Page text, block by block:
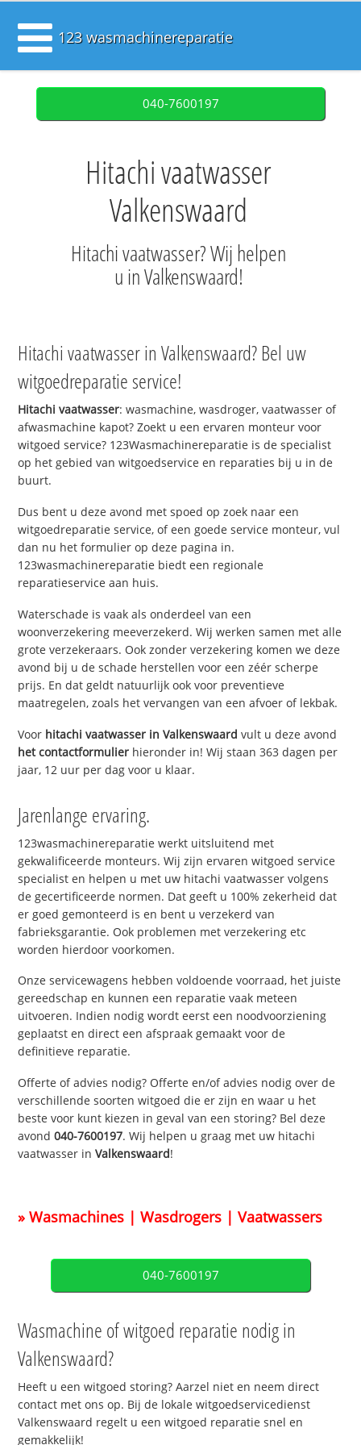
123 wasmachinereparatie
040-7600197
Hitachi vaatwasser
Valkenswaard
Hitachi vaatwasser? Wij helpen
u in Valkenswaard!
Hitachi vaatwasser in Valkenswaard? Bel uw
witgoedreparatie service!
Hitachi vaatwasser: wasmachine, wasdroger, vaatwasser of
afwasmachine kapot? Zoekt u een ervaren monteur voor
witgoed service? 123Wasmachinereparatie is de specialist
op het gebied van witgoedservice en reparaties bij u in de
buurt.
Dus bent u deze avond met spoed op zoek naar een
witgoedreparatie service, of een goede service monteur, vul
dan nu het formulier op deze pagina in.
123wasmachinereparatie biedt een regionale
reparatieservice aan huis.
Waterschade is vaak als onderdeel van een
woonverzekering meeverzekerd. Wij werken samen met alle
grote verzekeraars. Ook zonder verzekering komen we deze
avond bij u de schade herstellen voor een zéér scherpe
prijs. En dat geldt natuurlijk ook voor preventieve
maatregelen, zoals het vervangen van een afvoer of lekbak.
Voor hitachi vaatwasser in Valkenswaard vult u deze avond
het contactformulier hieronder in! Wij staan 363 dagen per
jaar, 12 uur per dag voor u klaar.
Jarenlange ervaring.
123wasmachinereparatie werkt uitsluitend met
gekwalificeerde monteurs. Wij zijn ervaren witgoed service
specialist en helpen u met uw hitachi vaatwasser volgens
de gecertificeerde normen. Dat geeft u 100% zekerheid dat
er goed gemonteerd is en bent u verzekerd van
fabrieksgarantie. Ook problemen met verzekering etc
worden hierdoor voorkomen.
Onze servicewagens hebben voldoende voorraad, het juiste
gereedschap en kunnen een reparatie vaak meteen
uitvoeren. Indien nodig wordt eerst een noodvoorziening
geplaatst en direct een afspraak gemaakt voor de
definitieve reparatie.
Offerte of advies nodig? Offerte en/of advies nodig over de
verschillende soorten witgoed die er zijn en waar u het
beste voor kunt kiezen in geval van een storing? Bel deze
avond040-7600197. Wij helpen u graag met uw hitachi
vaatwasser inValkenswaard!
» Wasmachines | Wasdrogers | Vaatwassers
040-7600197
Wasmachine of witgoed reparatie nodig in
Valkenswaard?
Heeft u een witgoed storing? Aarzel niet en neem direct
contact met ons op. Bij de lokale witgoedservicedienst
Valkenswaard regelt u een witgoed reparatie snel en
gemakkelijk!